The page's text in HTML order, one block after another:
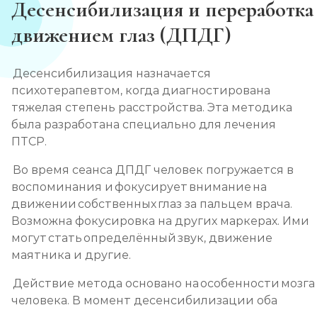
Десенсибилизация и переработка
движением глаз (ДПДГ)
Десенсибилизация назначается
психотерапевтом, когда диагностирована
тяжелая степень расстройства. Эта методика
была разработана специально для лечения
ПТСР.
Во время сеанса ДПДГ человек погружается в
воспоминания и фокусирует внимание на
движении собственных глаз за пальцем врача.
Возможна фокусировка на других маркерах. Ими
могут стать определённый звук, движение
маятника и другие.
Действие метода основано на особенности мозга
человека. В момент десенсибилизации оба